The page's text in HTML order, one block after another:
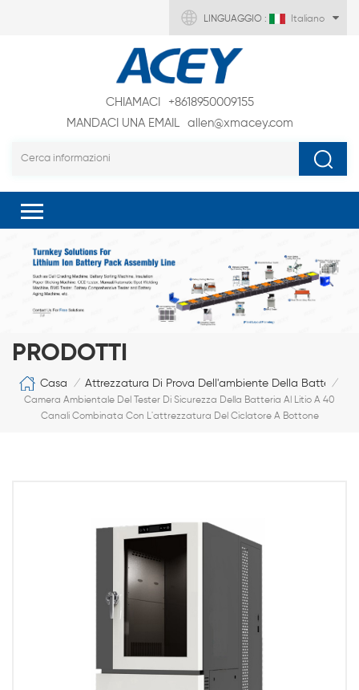
LINGUAGGIO : Italiano
CHIAMACI
+8618950009155
MANDACI UNA EMAIL
allen@xmacey.com
PRODOTTI
Casa / Attrezzatura Di Prova Dell'ambiente Della Batteria
/
Camera Ambientale Del Tester Di Sicurezza Della Batteria Al Litio A 40
Canali Combinata Con L'attrezzatura Del Ciclatore A Bottone